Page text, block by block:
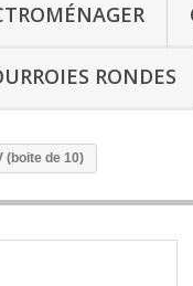
RONDES
(boite de 10)